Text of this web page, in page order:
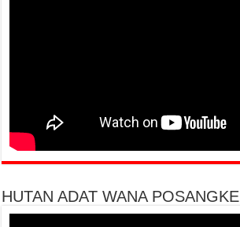
HUTAN ADAT WANA POSANGKE